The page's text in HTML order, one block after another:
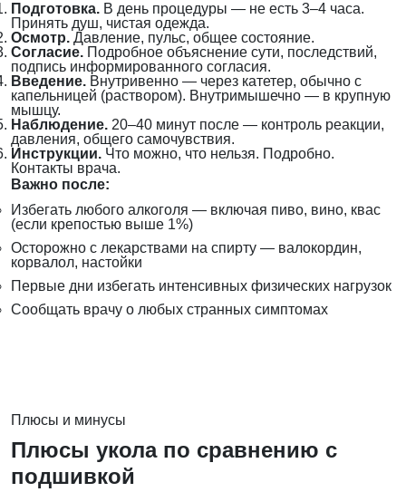
Подготовка. В день процедуры — не есть 3–4 часа.
Принять душ, чистая одежда.
Осмотр. Давление, пульс, общее состояние.
Согласие. Подробное объяснение сути, последствий,
подпись информированного согласия.
Введение. Внутривенно — через катетер, обычно с
капельницей (раствором). Внутримышечно — в крупную
мышцу.
Наблюдение. 20–40 минут после — контроль реакции,
давления, общего самочувствия.
Инструкции. Что можно, что нельзя. Подробно.
Контакты врача.
Важно после:
Избегать любого алкоголя — включая пиво, вино, квас
(если крепостью выше 1%)
Осторожно с лекарствами на спирту — валокордин,
корвалол, настойки
Первые дни избегать интенсивных физических нагрузок
Сообщать врачу о любых странных симптомах
Плюсы и минусы
Плюсы укола по сравнению с
подшивкой